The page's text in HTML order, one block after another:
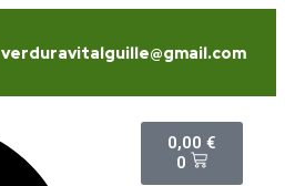
verduravitalguille@gmail.com
0,00 €
0